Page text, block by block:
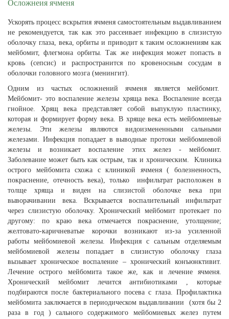
Осложнеия ячменя
Ускорять процесс вскрытия ячменя самостоятельным выдавливанием
не рекомендуется, так как это рассеивает инфекцию в слизистую
оболочку глаза, века, орбиты и приводит к таким осложнениям как
мейбомит, флегмона орбиты. Так же инфекция может попасть в
кровь (сепсис) и распространится по кровеносным сосудам в
оболочки головного мозга (менингит).
Одним из частых осложнений ячменя является мейбомит.
Мейбомит- это воспаление железы хряща века. Воспаление всегда
гнойное. Хрящ века представляет собой выпуклую пластинку,
которая и формирует форму века. В хряще века есть мейбомиевые
железы. Эти железы являются видоизмененными сальными
железами. Инфекция попадает в выводные протоки мейбомиевой
железы и возникает воспаление этих желез - мейбомит.
Заболевание может быть как острым, так и хроническим. Клиника
острого мейбомита схожа с клиникой ячменя ( болезненность,
покраснение, отечность века), только инфильтрат расположен в
толще хряща и виден на слизистой оболочке века при
выворачивании века. Вскрывается воспалительный инфильтрат
через слизистую оболочку. Хронический мейбомит протекает по
другому: по краю века отмечается покраснение, утолщение;
желтовато-каричневатые корочки возникают из-за усиленной
работы мейбомиевой железы. Инфекция с сальным отделяемым
мейбомиевой железы попадает в слизистую оболочку глаза
вызывает хроническое воспаление – хронический конъюнктивит.
Лечение острого мейбомита такое же, как и лечение ячменя.
Хронический мейбомит лечится антибиотиками , которые
подбираются после бактериального посева с глаза. Профилактика
мейбомита заключается в периодическом выдавливании (хотя бы 2
раза в год ) сального содержимого мейбомиевых желез путем